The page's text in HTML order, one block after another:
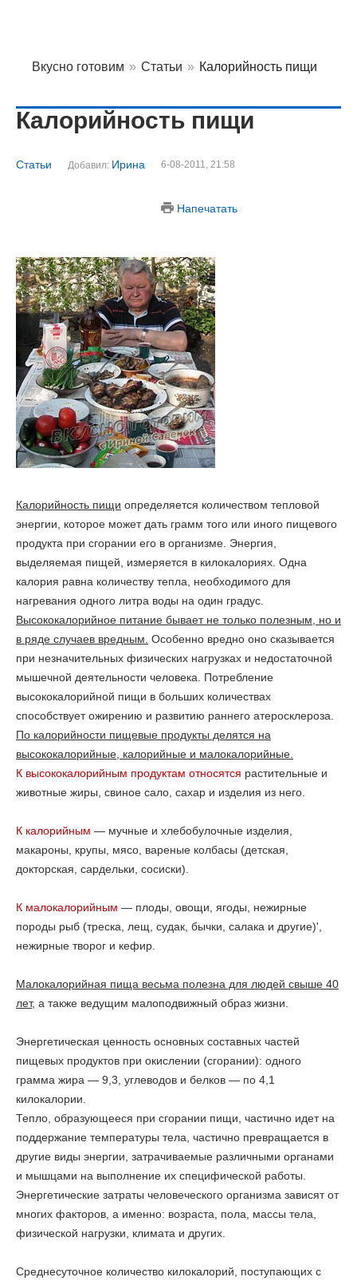
Вкусно готовим » Статьи » Калорийность пищи
Калорийность пищи
Статьи Добавил: Ирина 6-08-2011, 21:58
Напечатать
Калорийность пищи определяется количеством тепловой
энергии, которое может дать грамм того или иного пищевого
продукта при сгорании его в организме. Энергия,
выделяемая пищей, измеряется в килокалориях. Одна
калория равна количеству тепла, необходимого для
нагревания одного литра воды на один градус.
Высококалорийное питание бывает не только полезным, но и
в ряде случаев вредным. Особенно вредно оно сказывается
при незначительных физических нагрузках и недостаточной
мышечной деятельности человека. Потребление
высококалорийной пищи в больших количествах
способствует ожирению и развитию раннего атеросклероза.
По калорийности пищевые продукты делятся на
высококалорийные, калорийные и малокалорийные.
К высококалорийным продуктам относятся растительные и
животные жиры, свиное сало, сахар и изделия из него.
К калорийным — мучные и хлебобулочные изделия,
макароны, крупы, мясо, вареные колбасы (детская,
докторская, сардельки, сосиски).
К малокалорийным — плоды, овощи, ягоды, нежирные
породы рыб (треска, лещ, судак, бычки, салака и другие)',
нежирные творог и кефир.
Малокалорийная пища весьма полезна для людей свыше 40
лет, а также ведущим малоподвижный образ жизни.
Энергетическая ценность основных составных частей
пищевых продуктов при окислении (сгорании): одного
грамма жира — 9,3, углеводов и белков — по 4,1
килокалории.
Тепло, образующееся при сгорании пищи, частично идет на
поддержание температуры тела, частично превращается в
другие виды энергии, затрачиваемые различными органами
и мышцами на выполнение их специфической работы.
Энергетические затраты человеческого организма зависят от
многих факторов, а именно: возраста, пола, массы тела,
физической нагрузки, климата и других.
Среднесуточное количество килокалорий, поступающих с